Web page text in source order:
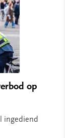
op
ingediend